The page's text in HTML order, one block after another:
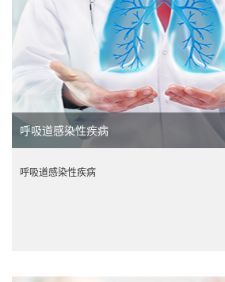
呼吸道感染性疾病
呼吸道感染性疾病